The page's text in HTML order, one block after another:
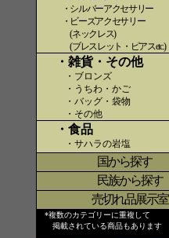
・シルバーアクセサリー
・ビーズアクセサリー
(ネックレス)
(ブレスレット・ピアスetc.)
・雑貨・その他
・ブロンズ
・うちわ・かご
・バッグ・袋物
・その他
・食品
・サハラの岩塩
国から探す〇
民族から探す
売切れ品展示室
*複数のカテゴリーに重複して
掲載されている商品もあります